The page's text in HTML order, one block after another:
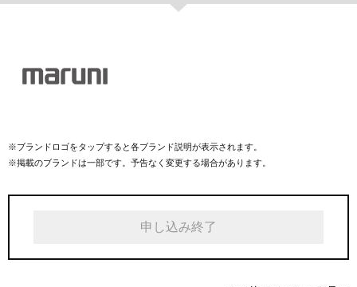
※ブランドロゴをタップすると各ブランド説明が表示されます。
※掲載のブランドは一部です。予告なく変更する場合があります。
申し込み終了